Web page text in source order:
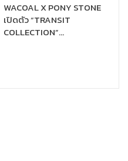
WACOAL X PONY STONE
เปิดตัว “TRANSIT
COLLECTION”…